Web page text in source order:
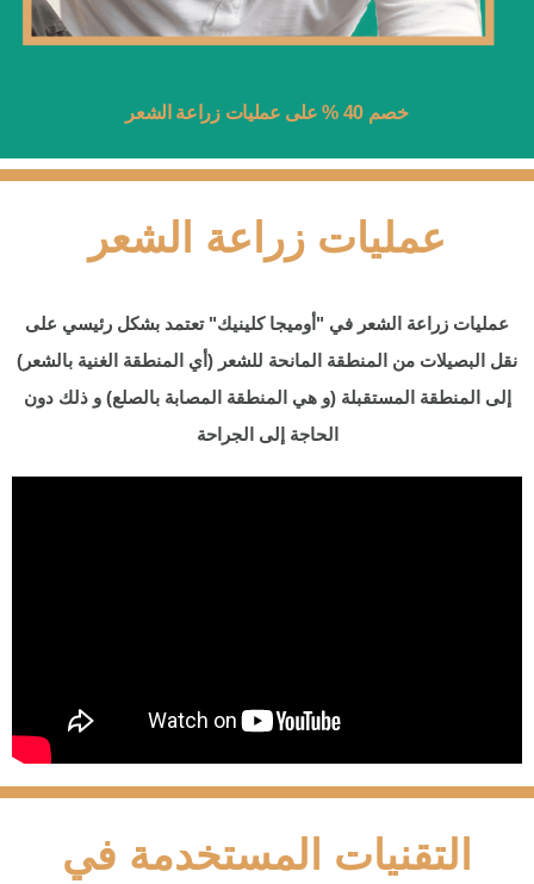
خصم 40 % على عمليات زراعة الشعر
عمليات زراعة الشعر
عمليات زراعة الشعر في "أوميجا كلينيك" تعتمد بشكل رئيسي على
نقل البصيلات من المنطقة المانحة للشعر (أي المنطقة الغنية بالشعر)
إلى المنطقة المستقبلة (و هي المنطقة المصابة بالصلع) و ذلك دون
الحاجة إلى الجراحة
التقنيات المستخدمة في